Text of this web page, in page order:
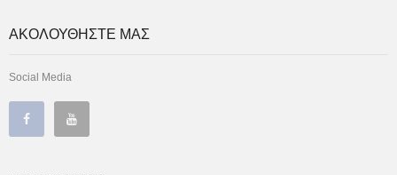
ΑΚΟΛΟΥΘΗΣΤΕ ΜΑΣ
Social Media